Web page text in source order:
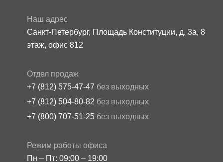
Наш адрес
Санкт-Петербург, Площадь Конституции, д. 3а, 8
этаж, офис 812
Отдел продаж
+7 (812) 575-47-47 без выходных
+7 (812) 504-80-82 без выходных
+7 (800) 707-51-25 без выходных
Режим работы офиса
Пн – Пт: 09:00 – 19:00